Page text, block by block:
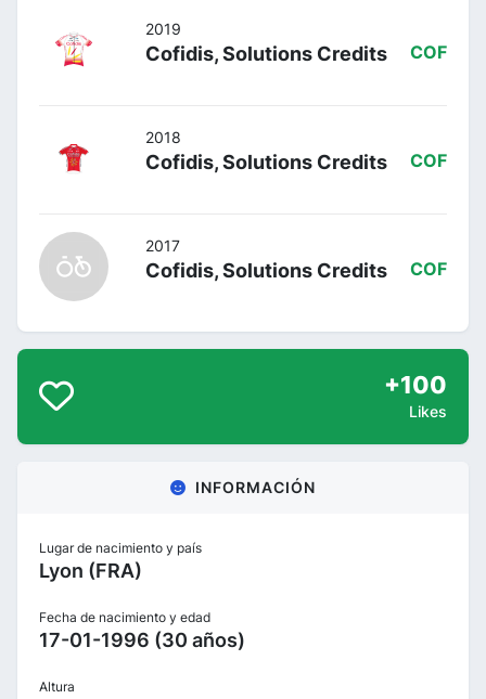
2019
Cofidis, Solutions Credits COF
2018
Cofidis, Solutions Credits COF
2017
Cofidis, Solutions Credits COF
+100
Likes
INFORMACIÓN
Lugar de nacimiento y país
Lyon (FRA)
Fecha de nacimiento y edad
17-01-1996 (30 años)
Altura